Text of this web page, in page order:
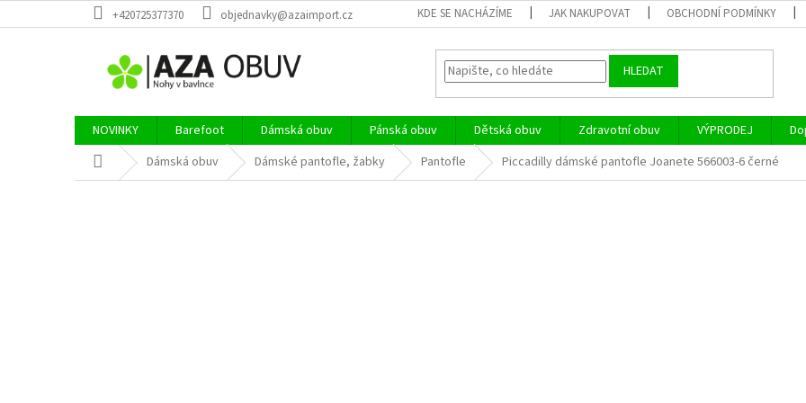
na
+420725377370 objednavky@azaimport.cz KDE SE NACHÁZÍME JAK NAKUPOVAT OBCHODNÍ PODMÍNKY
HLEDAT
NOVINKY Barefoot Dámská obuv Pánská obuv Dětská obuv Zdravotní obuv VÝPRODEJ
Domů Dámská obuv Dámské pantofle, žabky Pantofle Piccadilly dámské pantofle Joanete 566003-6 černé